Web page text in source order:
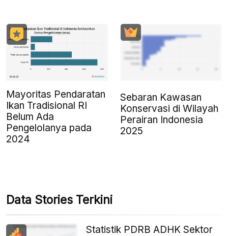
Mayoritas Pendaratan
Ikan Tradisional RI
Belum Ada
Pengelolanya pada
2024
Sebaran Kawasan
Konservasi di Wilayah
Perairan Indonesia
2025
Data Stories Terkini
Statistik PDRB ADHK Sektor